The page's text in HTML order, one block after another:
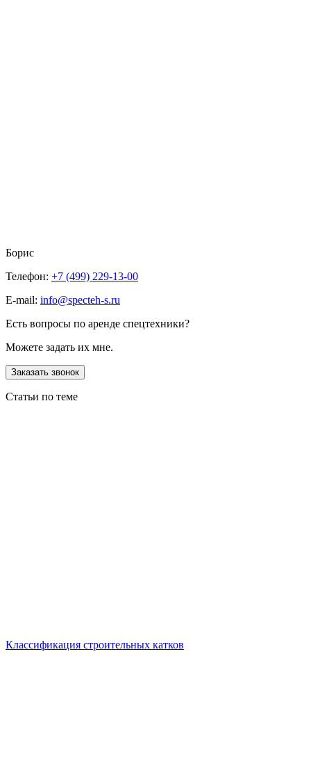
Борис
Телефон: +7 (499) 229-13-00
E-mail: info@specteh-s.ru
Есть вопросы по аренде спецтехники?
Можете задать их мне.
Заказать звонок
Статьи по теме
Классификация строительных катков